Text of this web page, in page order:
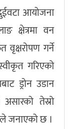
आयोजना
क्षेत्रमा वन
वृक्षरोपण गर्ने
गरिएको
ड्रोन उडान
तेस्रो
जनाएको छ ।